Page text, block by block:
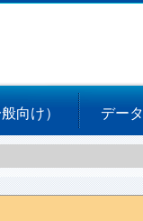
向け） デー